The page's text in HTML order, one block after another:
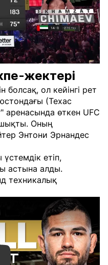
видео YouTube
жектері
ол кейінгі рет
(Техас
өткен UFC
шықты. Оның
Энтони Эрнандес
етіп,
астына алды.
техникалық
видео YouTube